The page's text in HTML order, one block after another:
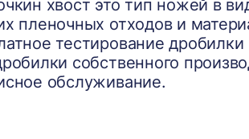
хвост это тип ножей в
пленочных отходов и
тестирование
собственного
обслуживание.